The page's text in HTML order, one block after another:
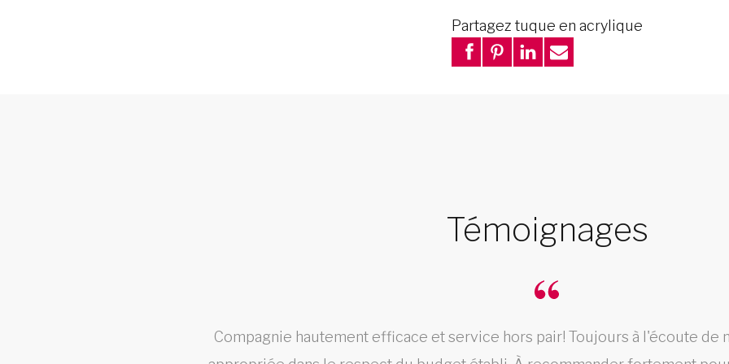
Partagez tuque en acrylique
Témoignages
Compagnie hautement efficace et service hors pair! Toujours à l'écoute de